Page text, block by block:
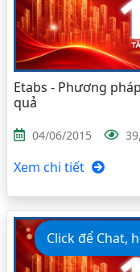
Etabs - Phương
quả
04/06/2015
Xem chi tiết
Click để Chat,